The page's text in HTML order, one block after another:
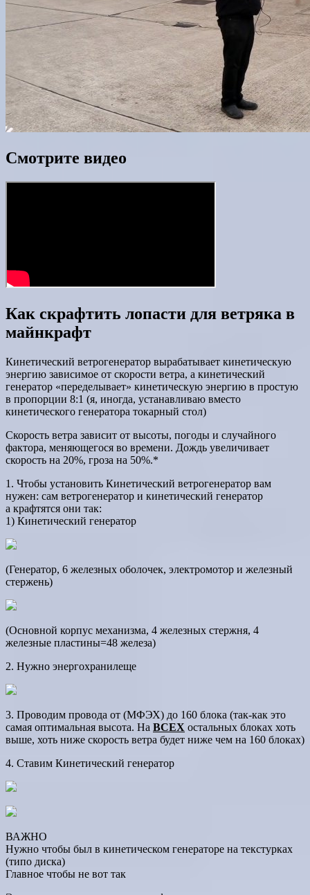
Смотрите видео
Как скрафтить лопасти для ветряка в
майнкрафт
Кинетический ветрогенератор вырабатывает кинетическую
энергию зависимое от скорости ветра, а кинетический
генератор «переделывает» кинетическую энергию в простую
в пропорции 8:1 (я, иногда, устанавливаю вместо
кинетического генератора токарный стол)
Скорость ветра зависит от высоты, погоды и случайного
фактора, меняющегося во времени. Дождь увеличивает
скорость на 20%, гроза на 50%.*
1. Чтобы установить Кинетический ветрогенератор вам
нужен: сам ветрогенератор и кинетический генератор
а крафтятся они так:
1) Кинетический генератор
(Генератор, 6 железных оболочек, электромотор и железный
стержень)
(Основной корпус механизма, 4 железных стержня, 4
железные пластины=48 железа)
2. Нужно энергохранилеще
3. Проводим провода от (МФЭХ) до 160 блока (так-как это
самая оптимальная высота. На ВСЕХ остальных блоках хоть
выше, хоть ниже скорость ветра будет ниже чем на 160 блоках)
4. Ставим Кинетический генератор
ВАЖНО
Нужно чтобы был в кинетическом генераторе на текстурках
(типо диска)
Главное чтобы не вот так